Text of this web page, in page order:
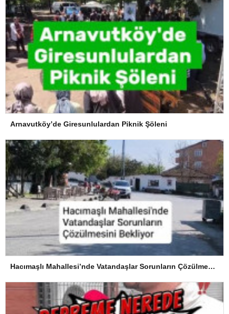
Arnavutköy’de Giresunlulardan Piknik Şöleni
Hacımaşlı Mahallesi’nde Vatandaşlar Sorunların Çözülmesini Bekliyor